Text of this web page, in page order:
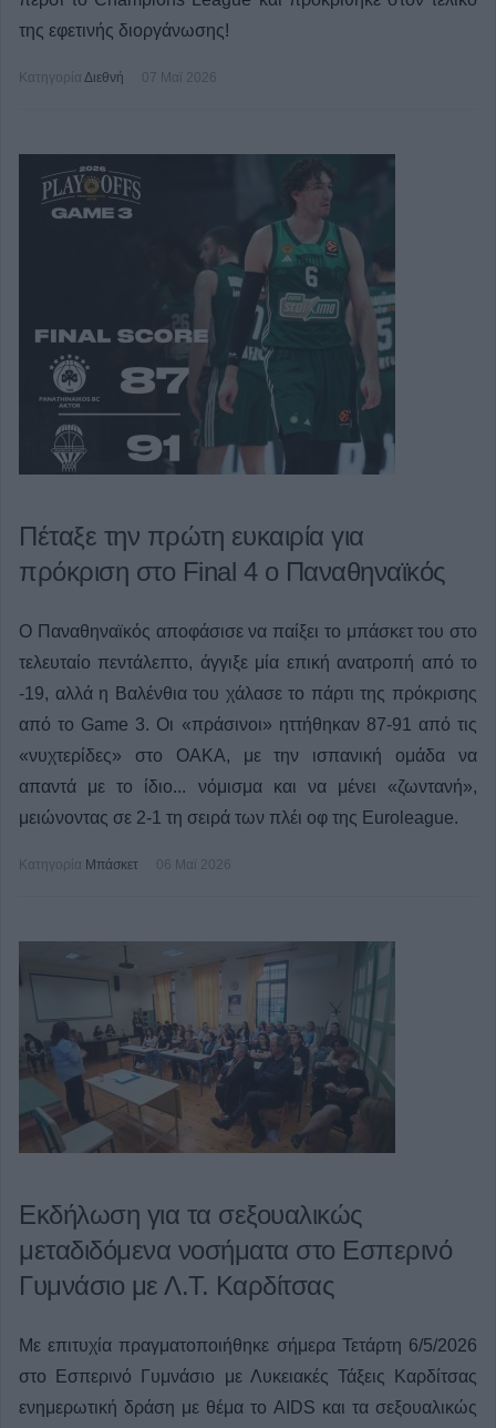
της εφετινής διοργάνωσης!
Κατηγορία Διεθνή 07 Μαϊ 2026
Πέταξε την πρώτη ευκαιρία για
πρόκριση στο Final 4 ο Παναθηναϊκός
Ο Παναθηναϊκός αποφάσισε να παίξει το μπάσκετ του στο
τελευταίο πεντάλεπτο, άγγιξε μία επική ανατροπή από το
-19, αλλά η Βαλένθια του χάλασε το πάρτι της πρόκρισης
από το Game 3. Οι «πράσινοι» ηττήθηκαν 87-91 από τις
«νυχτερίδες» στο ΟΑΚΑ, με την ισπανική ομάδα να
απαντά με το ίδιο... νόμισμα και να μένει «ζωντανή»,
μειώνοντας σε 2-1 τη σειρά των πλέι οφ της Euroleague.
Κατηγορία Μπάσκετ 06 Μαϊ 2026
Εκδήλωση για τα σεξουαλικώς
μεταδιδόμενα νοσήματα στο Εσπερινό
Γυμνάσιο με Λ.Τ. Καρδίτσας
Με επιτυχία πραγματοποιήθηκε σήμερα Τετάρτη 6/5/2026
στο Εσπερινό Γυμνάσιο με Λυκειακές Τάξεις Καρδίτσας
ενημερωτική δράση με θέμα το AIDS και τα σεξουαλικώς